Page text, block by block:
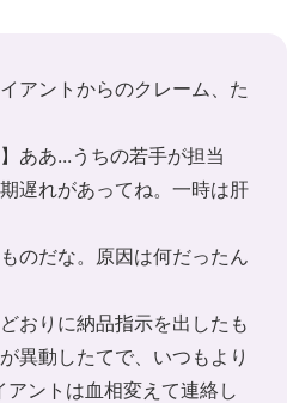
アントからのクレーム、た
ああ...うちの若手が担当
遅れがあってね。一時は肝
のだな。原因は何だったん
おりに納品指示を出したも
異動したてで、いつもより
ントは血相変えて連絡し